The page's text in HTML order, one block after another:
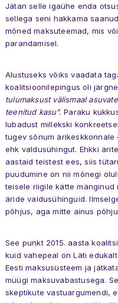
Jätan selle igaühe enda
sellega seni hakkama
mõned maksuteemad, mis
parandamisel.
Alustuseks võiks vaadata
koalitsioonilepingus oli
tulumaksust välismaal
teenitud kasu“.Paraku
lubadust millekski
tugev sõnum
ehk valdusühingut. Ehkki
aastaid teistest ees, siis
puudumine on nii mõnegi
teisele riigile kätte
äride valdusühinguid.
põhjus, aga mitte ainus
See punkt 2015. aasta
kuid vahepeal on Läti
Eesti maksusüsteem ja
müügi maksuvabastusega.
skeptikute vastuargumendi,